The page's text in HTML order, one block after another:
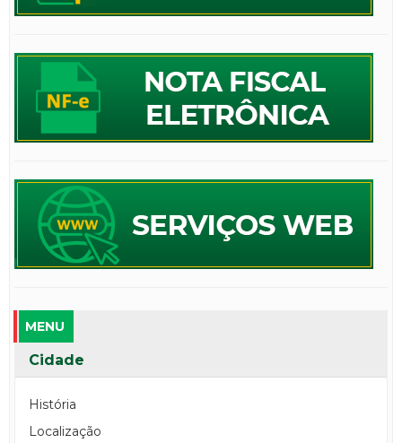
MENU
Cidade
História
Localização